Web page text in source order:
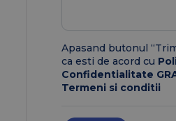
Apasand butonul
ca esti de acord cu
Confidentialitate
Termeni si conditii